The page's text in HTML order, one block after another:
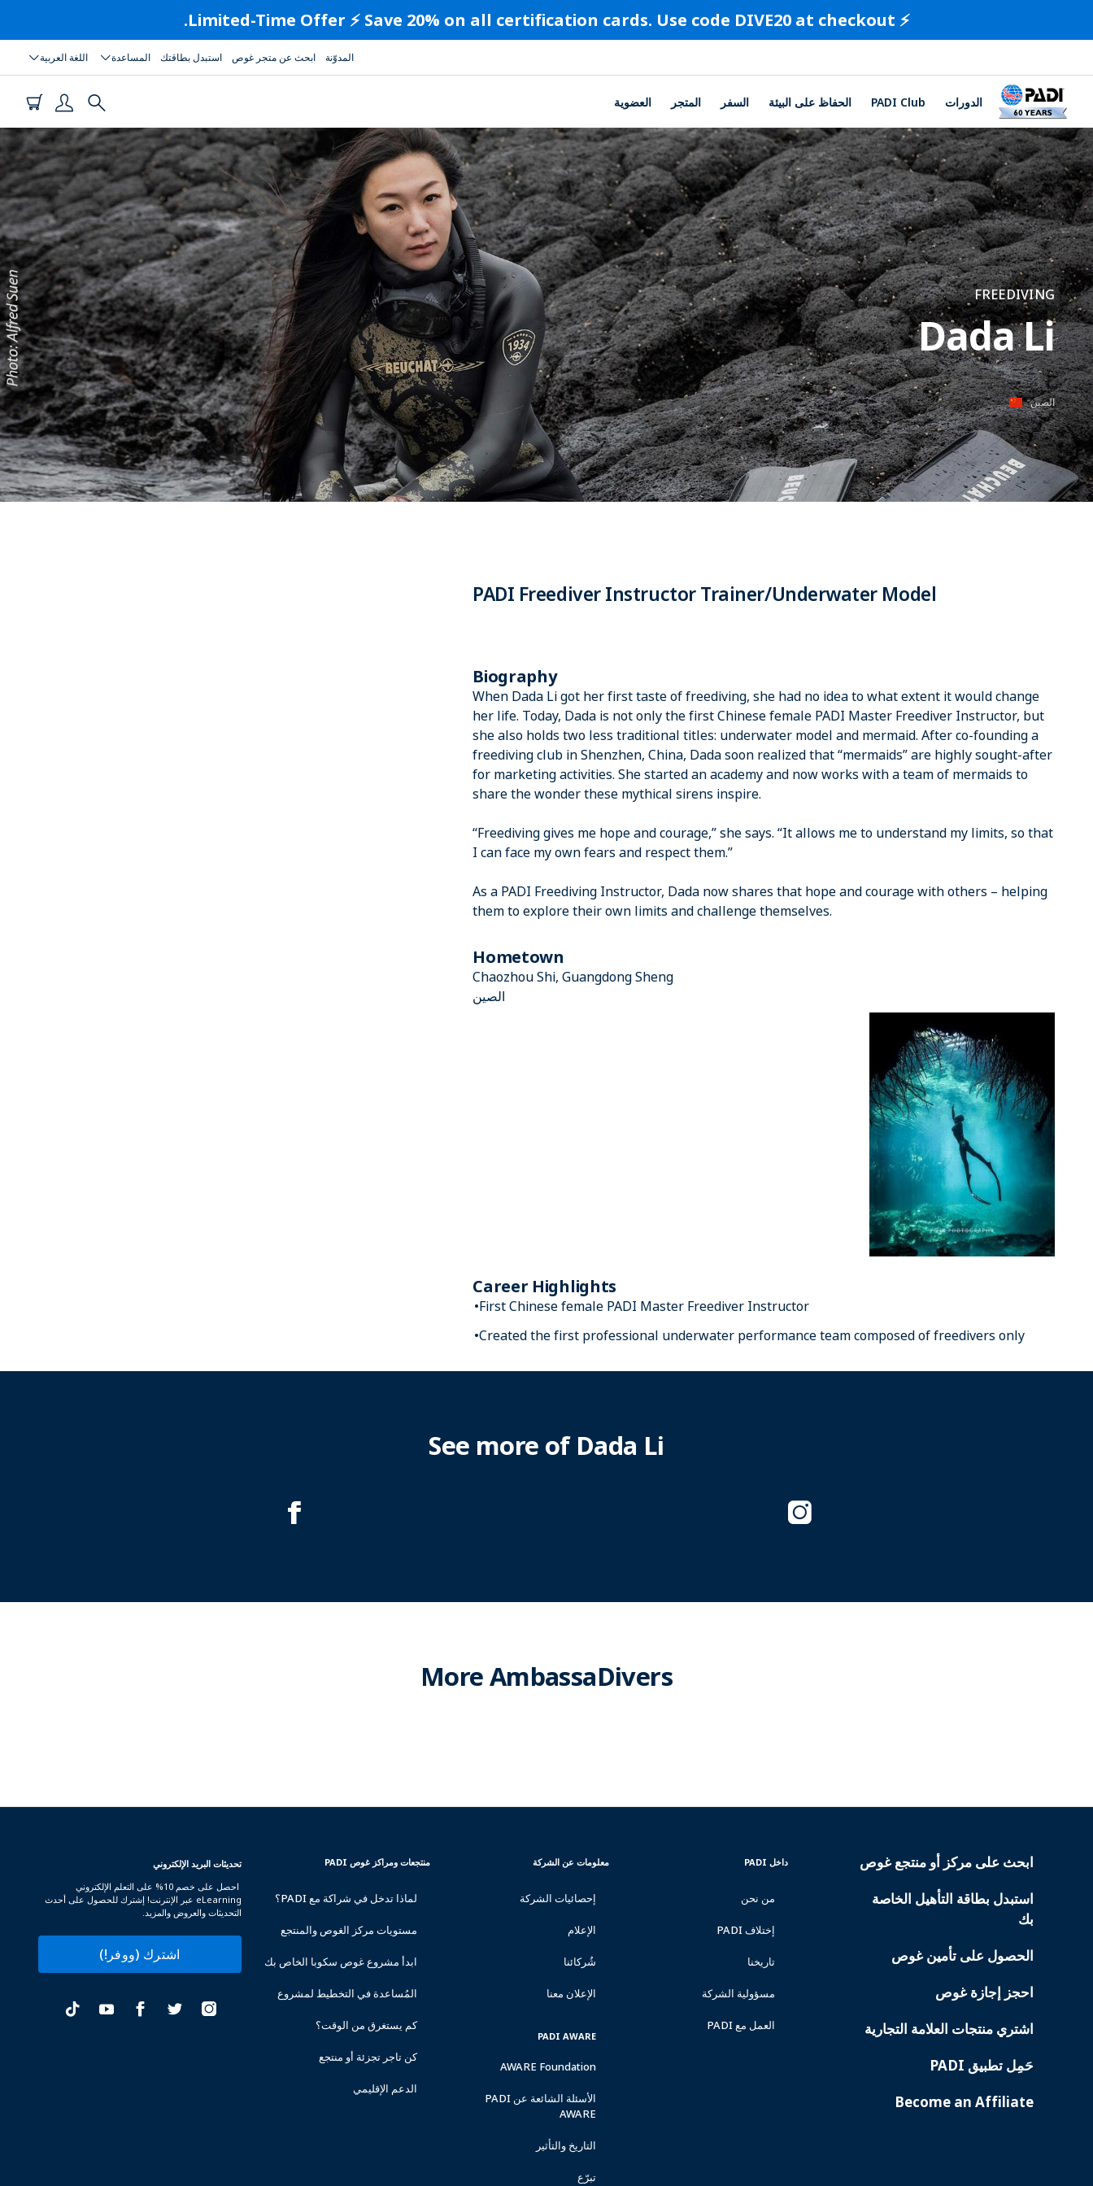
⚡️ Limited-Time Offer ⚡️ Save 20% on all certification cards. Use code DIVE20 at checkout.
المدوّنة ابحث عن متجر غوص استبدل بطاقتك المساعدة اللغة العربية
الدورات PADI Club الحفاظ على البيئة السفر المتجر العضوية
FREEDIVING
Dada Li
الصين
PADI Freediver Instructor Trainer/Underwater Model
Biography
When Dada Li got her first taste of freediving, she had no idea to what extent it would change
her life. Today, Dada is not only the first Chinese female PADI Master Freediver Instructor, but
she also holds two less traditional titles: underwater model and mermaid. After co-founding a
freediving club in Shenzhen, China, Dada soon realized that “mermaids” are highly sought-after
for marketing activities. She started an academy and now works with a team of mermaids to
share the wonder these mythical sirens inspire.
“Freediving gives me hope and courage,” she says. “It allows me to understand my limits, so that
I can face my own fears and respect them.”
As a PADI Freediving Instructor, Dada now shares that hope and courage with others – helping
them to explore their own limits and challenge themselves.
Hometown
Chaozhou Shi, Guangdong Sheng
الصين
Career Highlights
First Chinese female PADI Master Freediver Instructor
Created the first professional underwater performance team composed of freedivers only
See more of Dada Li
More AmbassaDivers
تحديثات البريد الإلكتروني
احصل على خصم 10% على التعلم الإلكتروني
eLearning عبر الإنترنت! إشترك للحصول على أحدث
التحديثات والعروض والمزيد.
اشترك (ووفر!)
ابحث على مركز أو منتجع غوص
استبدل بطاقة التأهيل الخاصة
بك
الحصول على تأمين غوص
احجز إجازة غوص
اشتري منتجات العلامة التجارية
حَمِل تطبيق PADI
Become an Affiliate
INSIDE
داخل PADI
من نحن
إختلاف PADI
تاريخنا
مسؤولية الشركة
العمل مع PADI
CORPORATE
معلومات عن الشركة
إحصائيات الشركة
الإعلام
شُركائنا
الإعلان معنا
PADI AWARE
AWARE Foundation
الأسئلة الشائعة عن PADI
AWARE
التاريخ والتأثير
تبرّع
PADIمنتجعات ومراكز غوص PADI
لماذا تدخل في شراكة مع PADI؟
مستويات مركز الغوص والمنتجع
ابدأ مشروع غوص سكوبا الخاص بك
المُساعدة في التخطيط لمشروع
كم يستغرق من الوقت؟
كن تاجر تجزئة أو منتجع
الدعم الإقليمي